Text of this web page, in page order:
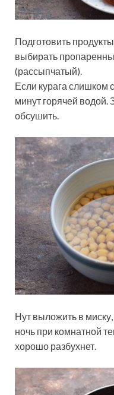
Подготовить
выбирать
(рассыпчатый).
Если курага слишком
минут горячей водой.
обсушить.
Нут выложить в
ночь при комнатной
хорошо разбухнет.